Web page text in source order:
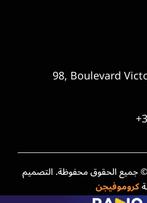
98, Boulevard
حقوق الطبع والنشر 2025 © جميع الحقوق محفوظة. التصميم
كروموفيجن